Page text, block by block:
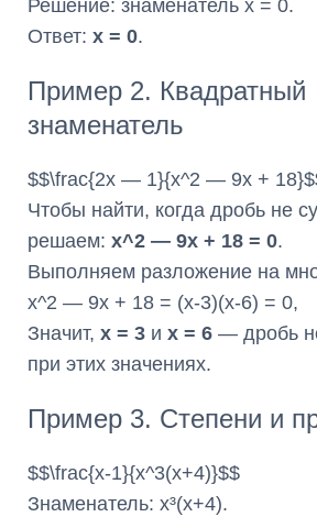
Решение: знаменатель x = 0.
Ответ: x = 0.
Пример 2. Квадратный
знаменатель
$$\frac{2x — 1}{x^2 — 9x +
Чтобы найти, когда дробь не
решаем: x^2 — 9x + 18 = 0.
Выполняем разложение на
x^2 — 9x + 18 = (x-3)(x-6) = 0,
Значит, x = 3 и x = 6 — дробь
при этих значениях.
Пример 3. Степени и
$$\frac{x-1}{x^3(x+4)}$$
Знаменатель: x³(x+4).